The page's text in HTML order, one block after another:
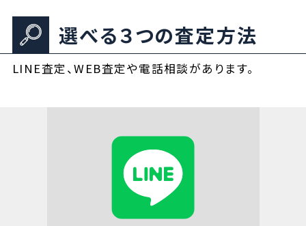
選べる３つの査定方法
LINE査定、WEB査定や電話相談があります。